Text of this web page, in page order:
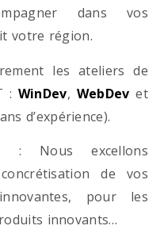
dans vos
votre région.
les ateliers de
: WinDev, WebDev et
d’expérience).
Nous excellons
de vos
pour les
innovants…